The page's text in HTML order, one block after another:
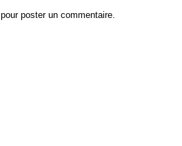
pour poster un commentaire.